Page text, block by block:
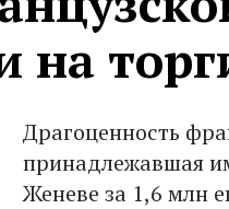
на
Драгоценность
принадлежавшая
Женеве за 1,6 млн